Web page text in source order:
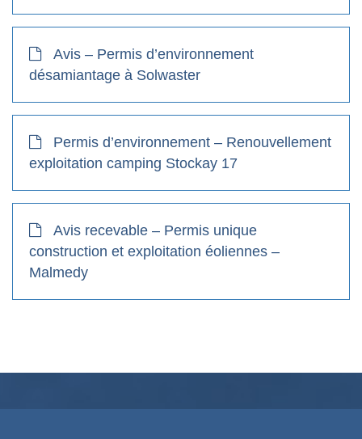
Avis – Permis d’environnement
désamiantage à Solwaster
Permis d’environnement – Renouvellement
exploitation camping Stockay 17
Avis recevable – Permis unique
construction et exploitation éoliennes –
Malmedy